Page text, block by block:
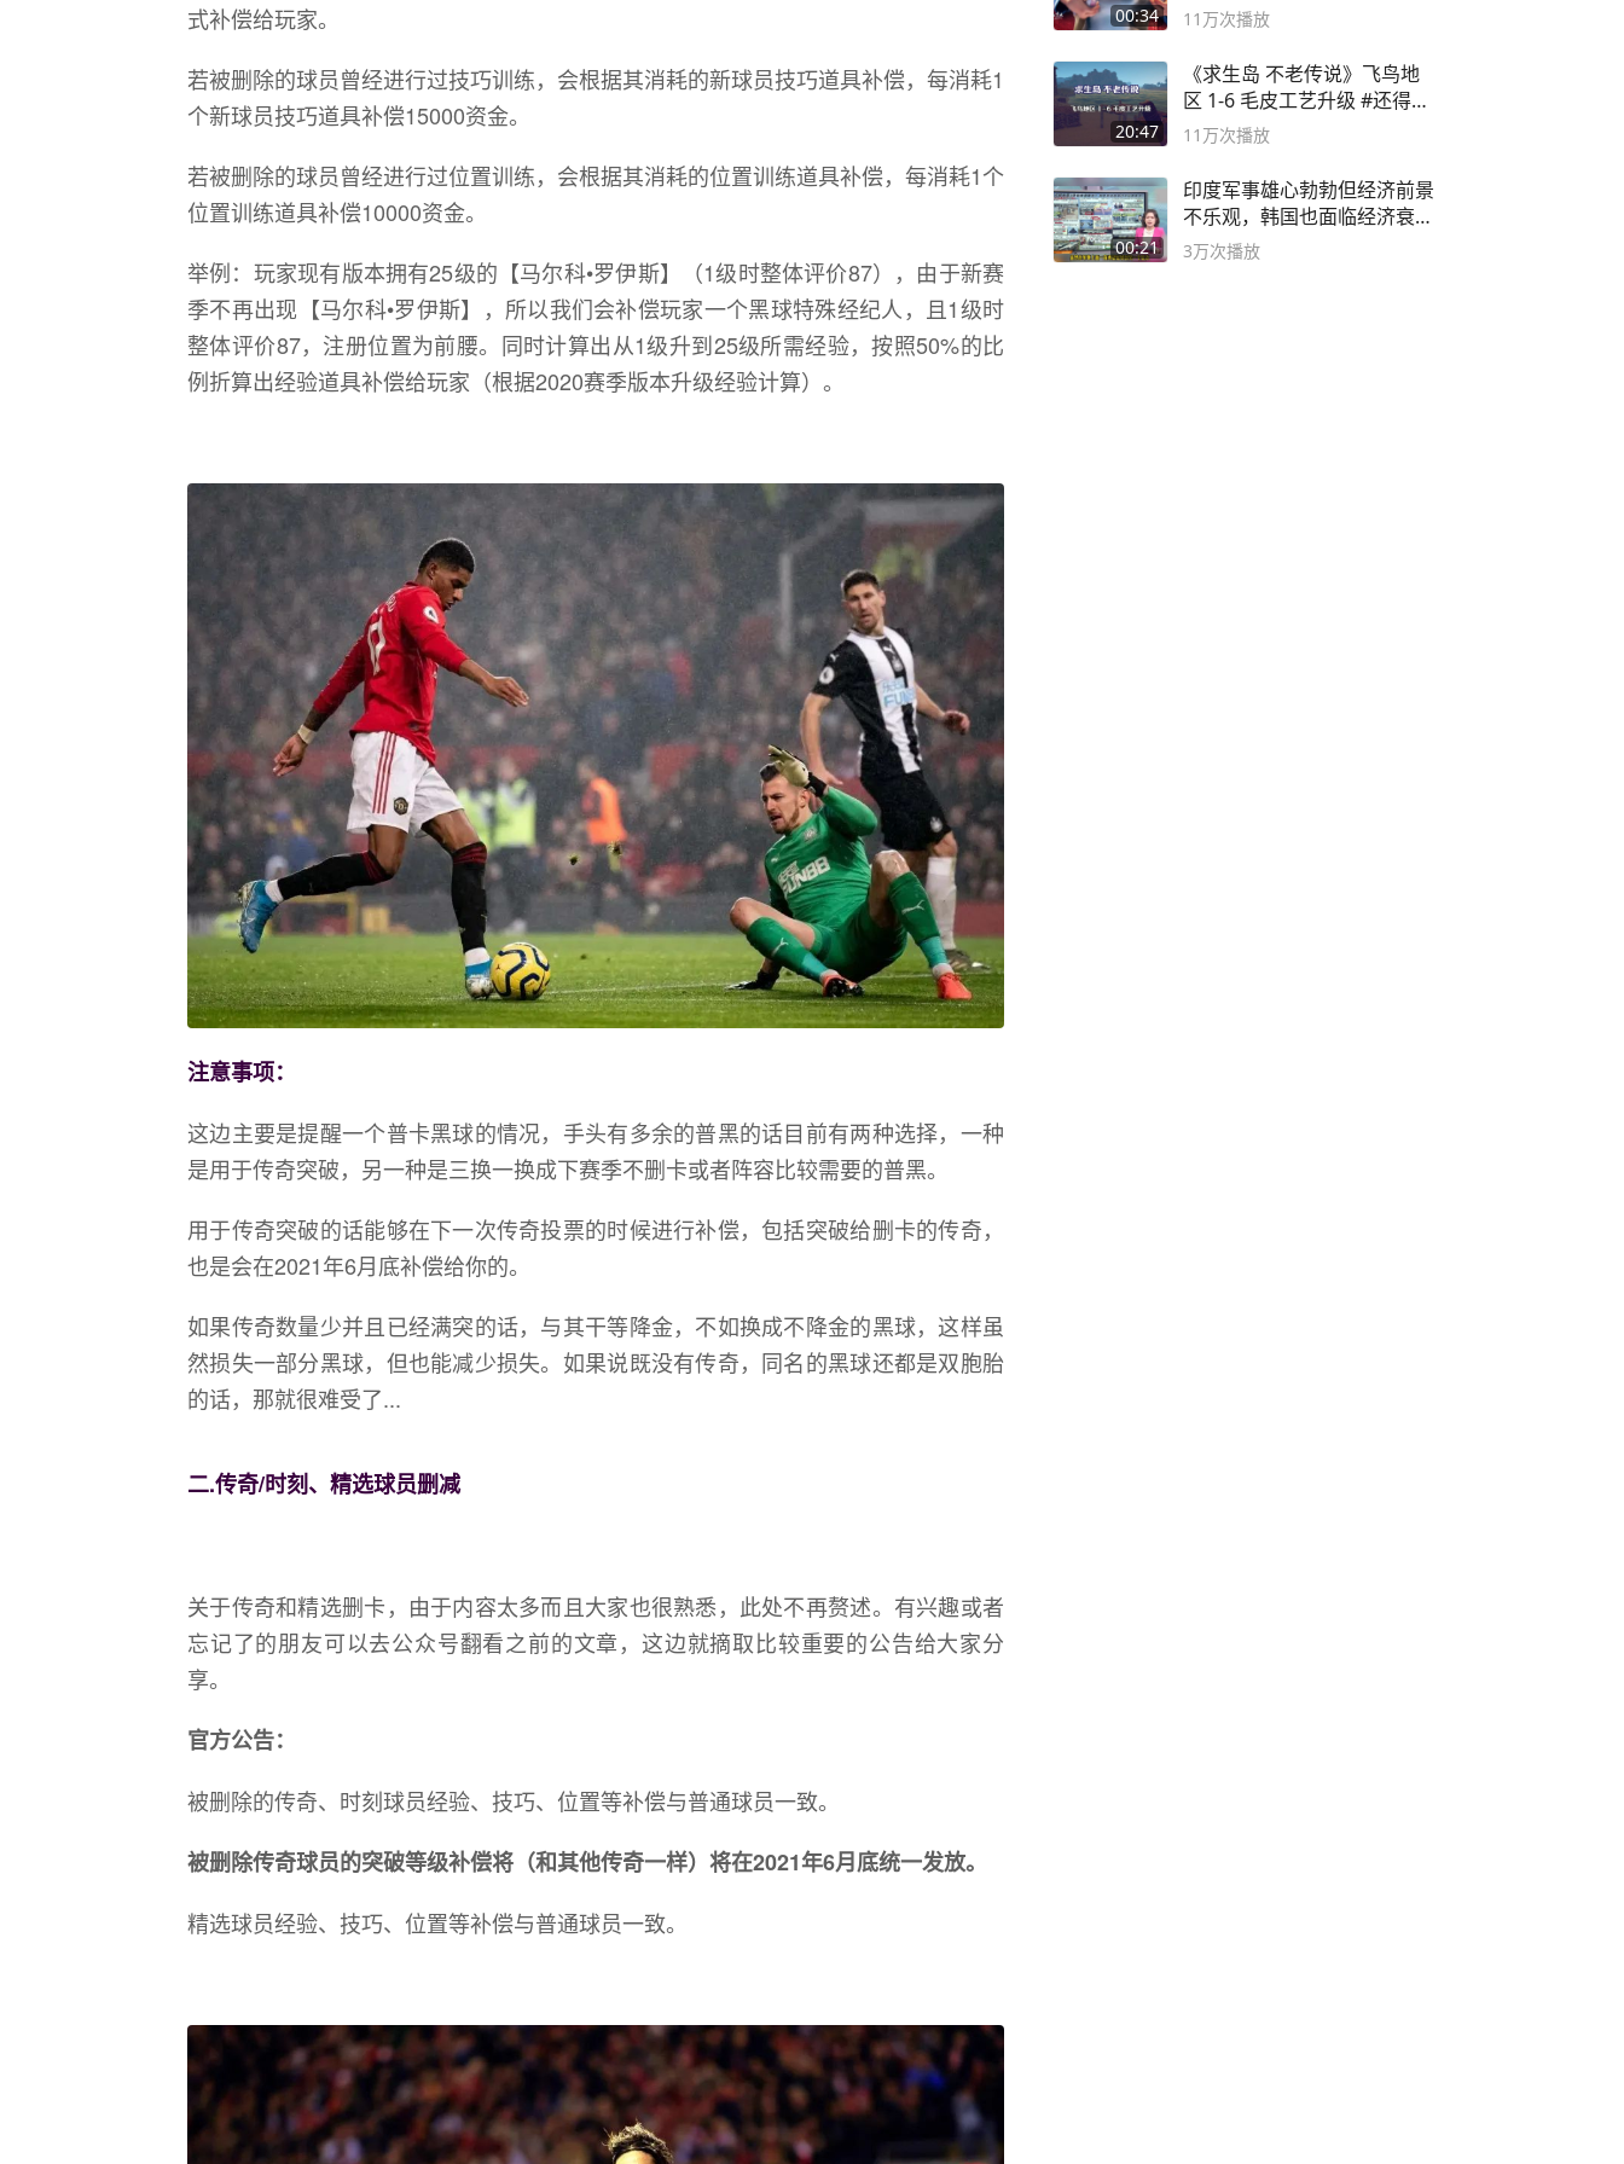
式补偿给玩家。
若被删除的球员曾经进行过技巧训练，会根据其消耗的新球员技巧道具补偿，每消耗1
个新球员技巧道具补偿15000资金。
若被删除的球员曾经进行过位置训练，会根据其消耗的位置训练道具补偿，每消耗1个
位置训练道具补偿10000资金。
举例：玩家现有版本拥有25级的【马尔科•罗伊斯】（1级时整体评价87），由于新赛
季不再出现【马尔科•罗伊斯】，所以我们会补偿玩家一个黑球特殊经纪人，且1级时
整体评价87，注册位置为前腰。同时计算出从1级升到25级所需经验，按照50%的比
例折算出经验道具补偿给玩家（根据2020赛季版本升级经验计算）。
注意事项：
这边主要是提醒一个普卡黑球的情况，手头有多余的普黑的话目前有两种选择，一种
是用于传奇突破，另一种是三换一换成下赛季不删卡或者阵容比较需要的普黑。
用于传奇突破的话能够在下一次传奇投票的时候进行补偿，包括突破给删卡的传奇，
也是会在2021年6月底补偿给你的。
如果传奇数量少并且已经满突的话，与其干等降金，不如换成不降金的黑球，这样虽
然损失一部分黑球，但也能减少损失。如果说既没有传奇，同名的黑球还都是双胞胎
的话，那就很难受了...
二.传奇/时刻、精选球员删减
关于传奇和精选删卡，由于内容太多而且大家也很熟悉，此处不再赘述。有兴趣或者
忘记了的朋友可以去公众号翻看之前的文章，这边就摘取比较重要的公告给大家分
享。
官方公告：
被删除的传奇、时刻球员经验、技巧、位置等补偿与普通球员一致。
被删除传奇球员的突破等级补偿将（和其他传奇一样）将在2021年6月底统一发放。
精选球员经验、技巧、位置等补偿与普通球员一致。
00:34 11万次播放
20:47
《求生岛 不老传说》飞鸟地
区 1-6 毛皮工艺升级 #还得是
主机大作
11万次播放
00:21
印度军事雄心勃勃但经济前景
不乐观，韩国也面临经济衰退
风险
3万次播放